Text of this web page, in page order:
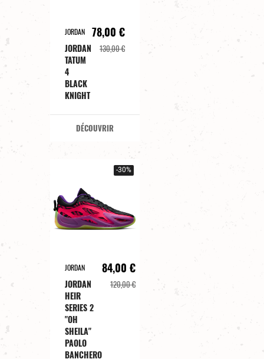
JORDAN
JORDAN
TATUM
4
BLACK
KNIGHT
78,00 €
130,00 €
DÉCOUVRIR
-30%
JORDAN
JORDAN
HEIR
SERIES 2
"OH
SHEILA"
PAOLO
BANCHERO
84,00 €
120,00 €